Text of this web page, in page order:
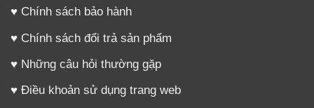
♥ Chính sách bảo hành
♥ Chính sách đổi trả sản phẩm
♥ Những câu hỏi thường gặp
♥ Điều khoản sử dụng trang web